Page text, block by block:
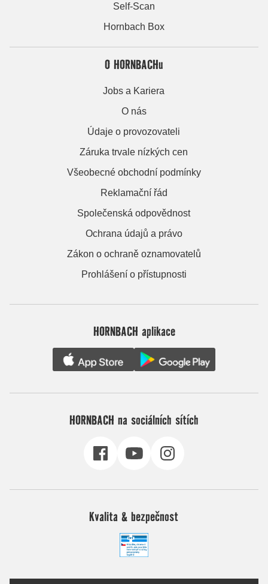
Self-Scan
Hornbach Box
O HORNBACHu
Jobs a Kariera
O nás
Údaje o provozovateli
Záruka trvale nízkých cen
Všeobecné obchodní podmínky
Reklamační řád
Společenská odpovědnost
Ochrana údajů a právo
Zákon o ochraně oznamovatelů
Prohlášení o přístupnosti
HORNBACH aplikace
HORNBACH na sociálních sítích
Kvalita & bezpečnost